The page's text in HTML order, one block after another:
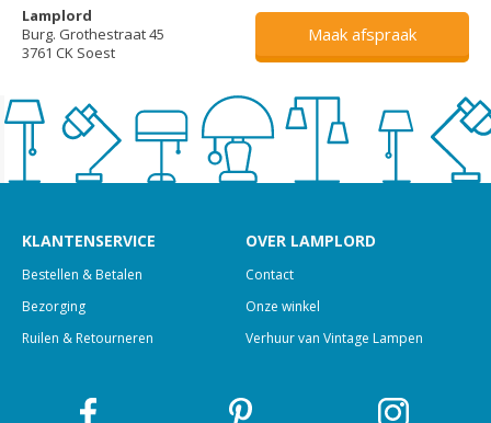
Lamplord
Burg. Grothestraat 45
3761 CK Soest
Maak afspraak
KLANTENSERVICE
Bestellen & Betalen
Bezorging
Ruilen & Retourneren
OVER LAMPLORD
Contact
Onze winkel
Verhuur van Vintage Lampen